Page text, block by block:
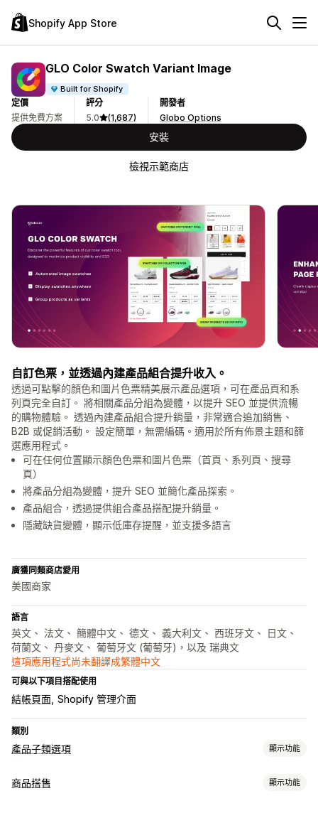
Shopify App Store
GLO Color Swatch Variant Image
Built for Shopify
定價
提供免費方案
評分
5.0
(1,687)
開發者
Globo Options
安裝
檢視示範商店
自訂色票，並透過內建產品組合提升收入。
透過可點擊的顏色和圖片色票精美展示產品選項，可在產品頁和系
列頁完全自訂。 將相關產品分組為變體，以提升 SEO 並提供流暢
的購物體驗。 透過內建產品組合提升銷量，非常適合追加銷售、
B2B 或促銷活動。 設定簡單，無需編碼。適用於所有佈景主題和篩
選應用程式。
可在任何位置顯示顏色色票和圖片色票（首頁、系列頁、搜尋
頁）
將產品分組為變體，提升 SEO 並簡化產品探索。
產品組合，透過提供組合產品搭配提升銷量。
隱藏缺貨變體，顯示低庫存提醒，並支援多語言
廣獲同類商店愛用
美國商家
語言
英文、 法文、 簡體中文、 德文、 義大利文、 西班牙文、 日文、
荷蘭文、 丹麥文、 葡萄牙文 (葡萄牙)，以及 瑞典文
這項應用程式尚未翻譯成繁體中文
可與以下項目搭配使用
結帳頁面 Shopify 管理介面
類別
產品子類選項 顯示功能
自訂
商品搭售 顯示功能